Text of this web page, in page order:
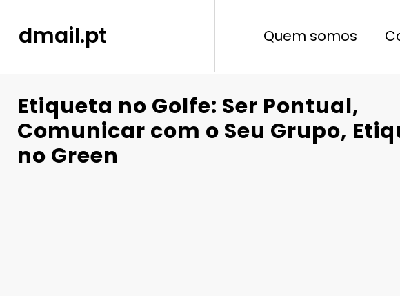
dmail.pt Quem somos
Etiqueta no Golfe: Ser Pontual,
Comunicar com o Seu Grupo,
no Green